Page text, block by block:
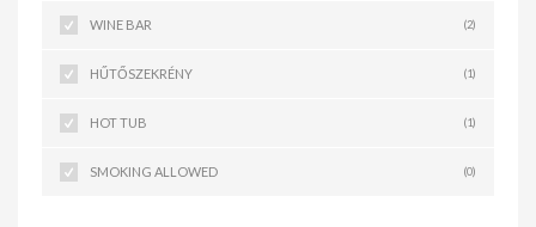
WINE BAR (2)
HŰTŐSZEKRÉNY (1)
HOT TUB (1)
SMOKING ALLOWED (0)